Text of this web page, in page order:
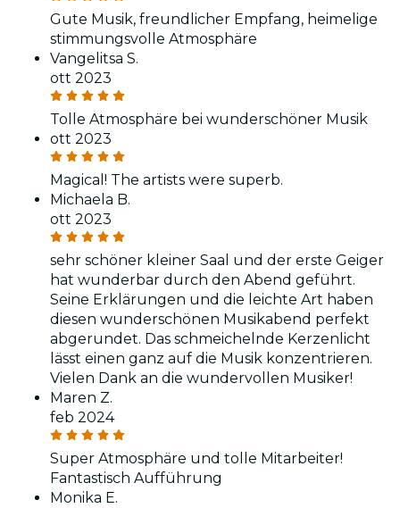
Gute Musik, freundlicher Empfang, heimelige
stimmungsvolle Atmosphäre
Vangelitsa S.
ott 2023
Tolle Atmosphäre bei wunderschöner Musik
ott 2023
Magical! The artists were superb.
Michaela B.
ott 2023
sehr schöner kleiner Saal und der erste Geiger
hat wunderbar durch den Abend geführt.
Seine Erklärungen und die leichte Art haben
diesen wunderschönen Musikabend perfekt
abgerundet. Das schmeichelnde Kerzenlicht
lässt einen ganz auf die Musik konzentrieren.
Vielen Dank an die wundervollen Musiker!
Maren Z.
feb 2024
Super Atmosphäre und tolle Mitarbeiter!
Fantastisch Aufführung
Monika E.